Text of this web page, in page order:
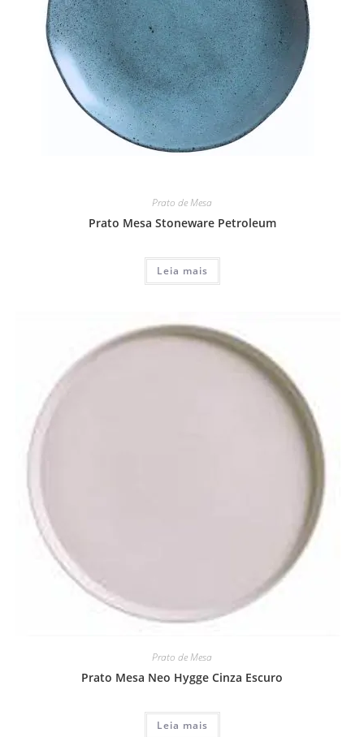
Prato de Mesa
Prato Mesa Stoneware Petroleum
Leia mais
Prato de Mesa
Prato Mesa Neo Hygge Cinza Escuro
Leia mais